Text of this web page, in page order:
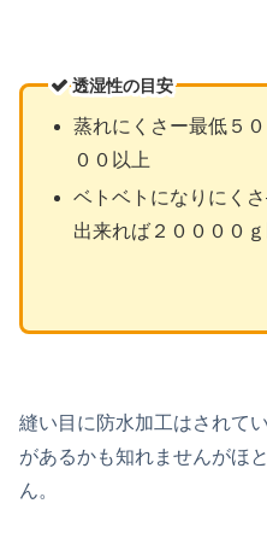
透湿性の目安
蒸れにくさー最低５
００以上
ベトベトになりにく
出来れば２００００
縫い目に防水加工はされて
があるかも知れませんがほ
ん。